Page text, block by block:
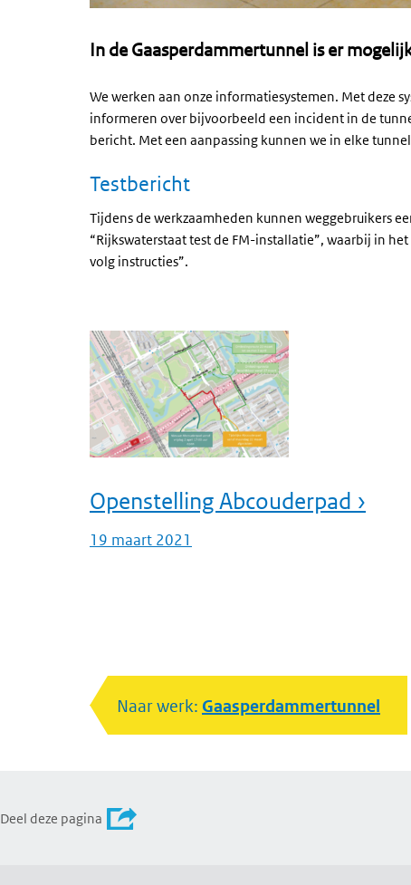
In de Gaasperdammertunnel is er
We werken aan onze informatiesystemen. Met deze
informeren over bijvoorbeeld een incident in de
bericht. Met een aanpassing kunnen we in elke
Testbericht
Tijdens de werkzaamheden kunnen weggebruikers
“Rijkswaterstaat test de FM-installatie”, waarbij in
volg instructies”.
Openstelling Abcouderpad ›
19 maart 2021
Naar werk: Gaasperdammertunnel
Deel deze pagina